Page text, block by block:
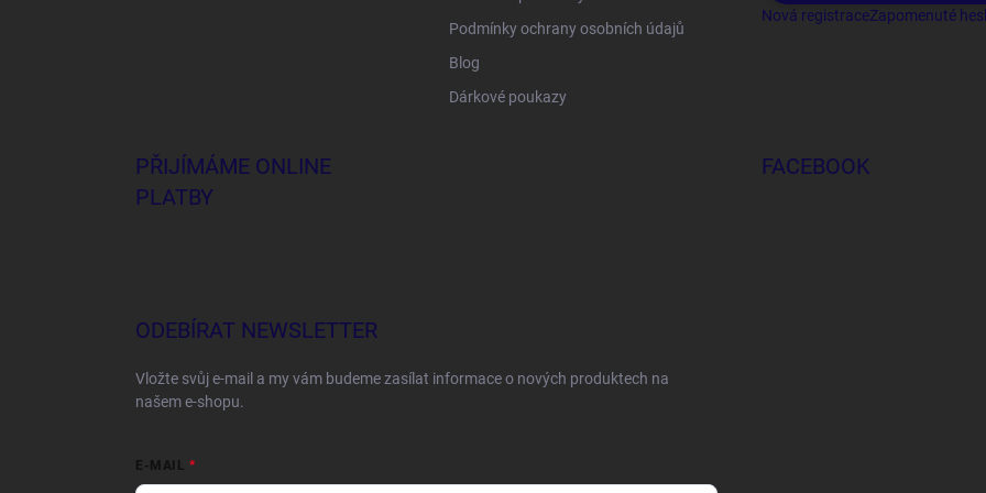
Podmínky ochrany osobních údajů
Blog
Dárkové poukazy
Nová registraceZapomenuté
PŘIJÍMÁME ONLINE
PLATBY
FACEBOOK
ODEBÍRAT NEWSLETTER
Vložte svůj e-mail a my vám budeme zasílat informace o nových produktech na
našem e-shopu.
E-MAIL